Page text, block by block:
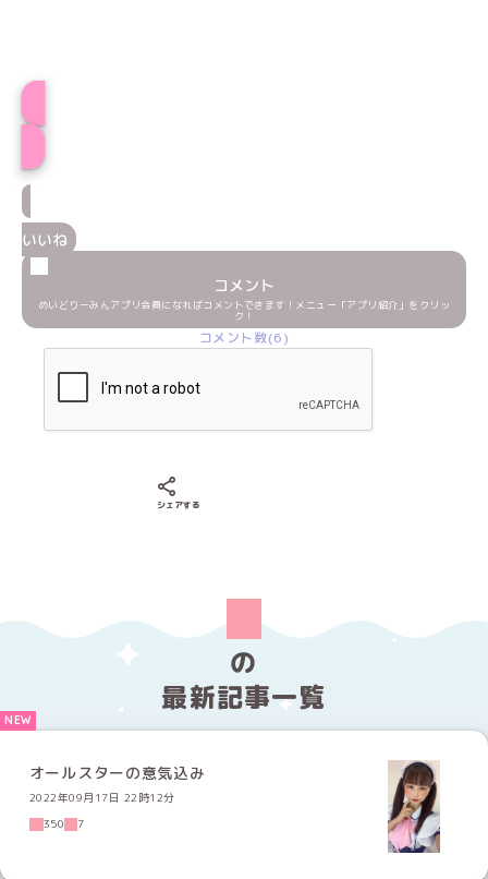
いいね
コメント
めいどりーみんアプリ会員になればコメントできます！メニュー「アプリ紹介」をクリッ
ク！
コメント数(6)
シェアする
の
最新記事一覧
オールスターの意気込み
2022年09月17日 22時12分
350
7